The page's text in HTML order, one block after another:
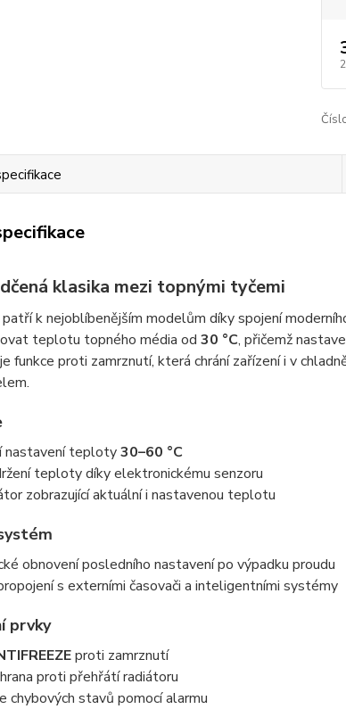
klasika mezi topnými tyčemi
patří k nejoblíbenějším modelům díky spojení
teplotu topného média od 30 °C, přičemž
funkce proti zamrznutí, která chrání zařízení i v
nastavení teploty30–60 °C
teploty díky elektronickému senzoru
zobrazující aktuální i nastavenou teplotu
obnovení posledního nastavení po výpadku proudu
s externími časovači a inteligentními systémy
prvky
proti zamrznutí
proti přehřátí radiátoru
chybových stavů pomocí alarmu